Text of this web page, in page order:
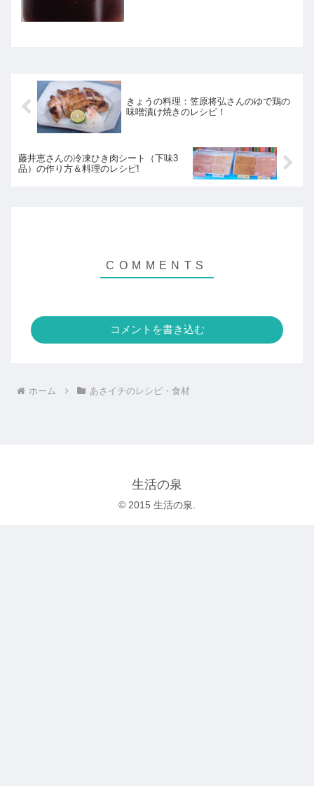
きょうの料理：笠原将弘さんのゆで鶏の
味噌漬け焼きのレシピ！
藤井恵さんの冷凍ひき肉シート（下味3
品）の作り方＆料理のレシピ!
コメントを書き込む
ホーム あさイチのレシピ・食材
生活の泉
© 2015 生活の泉.